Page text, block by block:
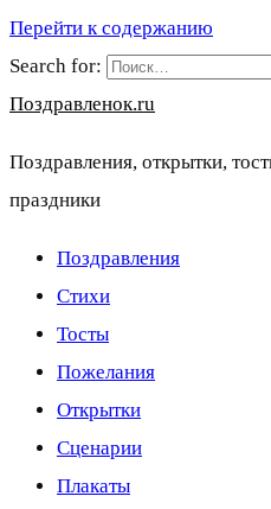
Перейти к содержанию
Search for:
Поздравленок.ru
Поздравления, открытки,
праздники
Поздравления
Стихи
Тосты
Пожелания
Открытки
Сценарии
Плакаты